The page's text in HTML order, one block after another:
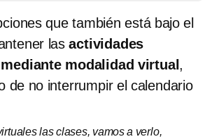
que también está bajo el
lasactividades
modalidad virtual ,
de no interrumpir el calendario
las clases, vamos a verlo,